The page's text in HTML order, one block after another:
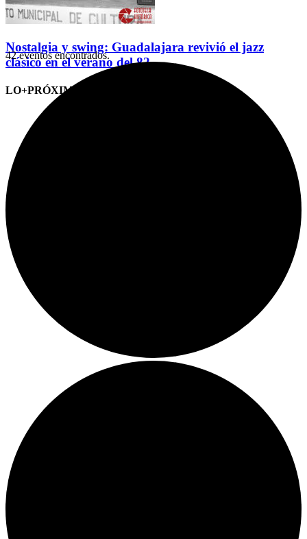
Nostalgia y swing: Guadalajara revivió el jazz
clásico en el verano del 82
LO+PRÓXIMO (CITAS)
42 eventos encontrados.